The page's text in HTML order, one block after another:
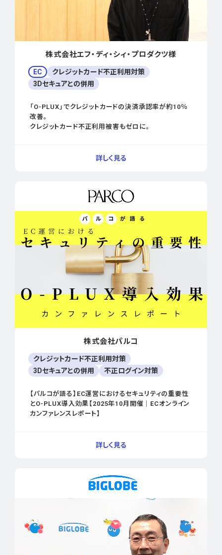
株式会社エフ・ディ・シィ・プロダクツ様
EC
クレジットカード不正利用対策
3Dセキュアとの併用
「O-PLUX」でクレジットカードの決済承認率が約10％
改善。
クレジットカード不正利用被害もゼロに。
株式会社パルコ
クレジットカード不正利用対策
3Dセキュアとの併用
不正ログイン対策
【パルコが語る】EC運営におけるセキュリティの重要性
とO-PLUX導入効果【2025年10月開催｜ECオンライン
カンファレンスレポート】